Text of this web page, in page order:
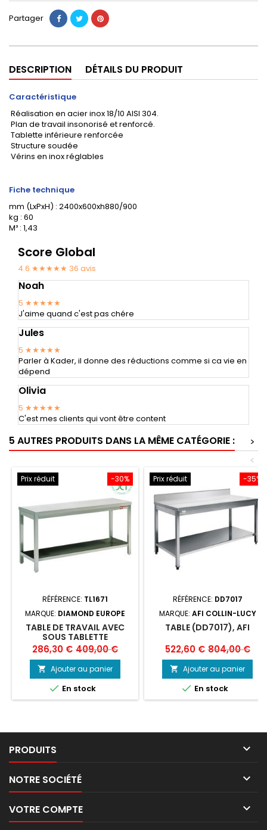
Partager
DESCRIPTION DÉTAILS DU PRODUIT
Caractéristique
Réalisation en acier inox 18/10 AISI 304.
Plan de travail insonorisé et renforcé.
Tablette inférieure renforcée
Structure soudée
Vérins en inox réglables
Fiche technique
mm (LxPxH) : 2400x600xh880/900
kg : 60
M³ : 1,43
Score Global
4.6 ★★★★★ 36 avis
Noah
5 ★★★★★
J'aime quand c'est pas chére
Jules
5 ★★★★★
Parler à Kader, il donne des réductions comme si ca vie en
dépend
Olivia
5 ★★★★★
C'est mes clients qui vont être content
5 AUTRES PRODUITS DANS LA MÊME CATÉGORIE :
>
<
-30%
Prix réduit
RÉFÉRENCE: TL1671
MARQUE: DIAMOND EUROPE
TABLE DE TRAVAIL AVEC
SOUS TABLETTE
Prix
286,30 € Prix
de
base
409,00 €
 Ajouter au panier
 En stock
-35%
Prix réduit
RÉFÉRENCE: DD7017
MARQUE: AFI COLLIN-LUCY
TABLE (DD7017), AFI
Prix
522,60 € Prix
de
base
804,00 €
 Ajouter au panier
 En stock
PRODUITS 
NOTRE SOCIÉTÉ 
VOTRE COMPTE 